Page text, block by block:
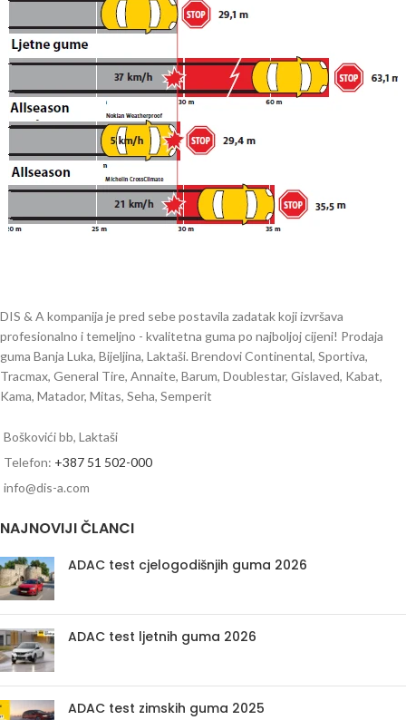
DIS & A kompanija je pred sebe postavila zadatak koji izvršava
profesionalno i temeljno - kvalitetna guma po najboljoj cijeni! Prodaja
guma Banja Luka, Bijeljina, Laktaši. Brendovi Continental, Sportiva,
Tracmax, General Tire, Annaite, Barum, Doublestar, Gislaved, Kabat,
Kama, Matador, Mitas, Seha, Semperit
Boškovići bb, Laktaši
Telefon: +387 51 502-000
info@dis-a.com
NAJNOVIJI ČLANCI
ADAC test cjelogodišnjih guma 2026
ADAC test ljetnih guma 2026
ADAC test zimskih guma 2025